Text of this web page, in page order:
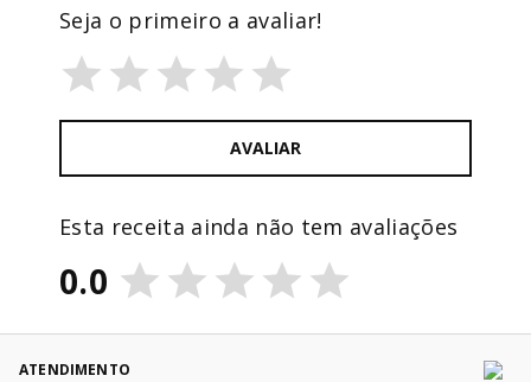
Esta receita ainda não tem avaliações
0.0
Seja o primeiro a avaliar!
AVALIAR
ATENDIMENTO